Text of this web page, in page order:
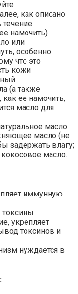
как описано
намочить)
или
особенно
что это
кожи
(а также
как ее намочить,
масло для
масло
масло (не
задержать влагу;
масло.
иммунную
токсины
укрепляет
токсинов и
нуждается в